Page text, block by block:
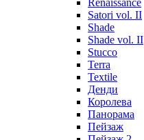
Renaissance
Satori vol. II
Shade
Shade vol. II
Stucco
Terra
Textile
Денди
Королева
Панорама
Пейзаж